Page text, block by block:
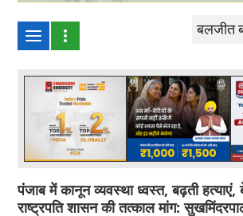
बलजीत
पंजाब में कानून व्यवस्था ध्वस्त, बढ़ती
राष्ट्रपति शासन की तत्काल मांग: